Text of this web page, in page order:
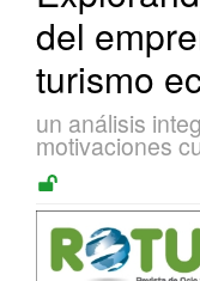
del
turismo
un análisis
motivaciones
Barra
lateral